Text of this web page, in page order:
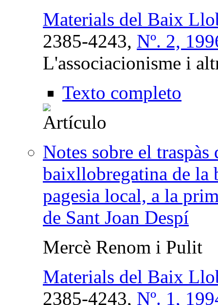
Materials del Baix
2385-4243, Nº. 2,
L'associacionisme i
Texto completo
Notes sobre el
baixllobregatina de la
pagesia local, a la
de Sant Joan Despí
Mercè Renom i Pulit
Materials del Baix
2385-4243, Nº. 1,